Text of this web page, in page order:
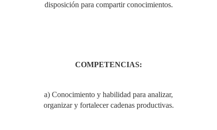
disposición para compartir conocimientos.
COMPETENCIAS:
a) Conocimiento y habilidad para analizar,
organizar y fortalecer cadenas productivas.